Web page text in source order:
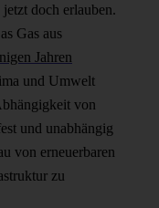
doch erlauben.
Gas aus
Jahren
und Umwelt
von
und unabhängig
von erneuerbaren
zu